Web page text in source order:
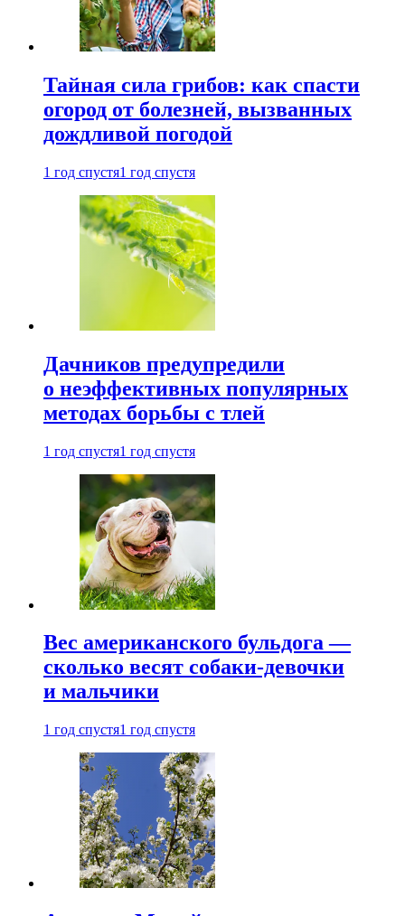
Тайная сила грибов: как спасти
огород от болезней, вызванных
дождливой погодой
1 год спустя1 год спустя
Дачников предупредили
о неэффективных популярных
методах борьбы с тлей
1 год спустя1 год спустя
Вес американского бульдога —
сколько весят собаки-девочки
и мальчики
1 год спустя1 год спустя